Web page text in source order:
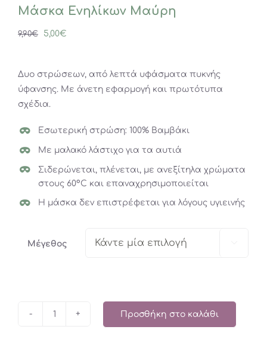
Μάσκα Ενηλίκων Μαύρη
9,90€
Original
9,90€.
5,00€
είναι:
5,00€.
Δυο στρώσεων, από λεπτά υφάσματα πυκνής
ύφανσης. Με άνετη εφαρμογή και πρωτότυπα
σχέδια.
Εσωτερική στρώση: 100% Βαμβάκι
Με μαλακό λάστιχο για τα αυτιά
Σιδερώνεται, πλένεται, με ανεξίτηλα χρώματα
στους 60°C και επαναχρησιμοποιείται
Η μάσκα δεν επιστρέφεται για λόγους υγιεινής
Μέγεθος
Προσθήκη στο καλάθι